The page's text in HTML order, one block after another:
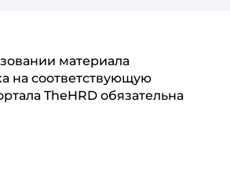
материала
на соответствующую
TheHRD обязательна